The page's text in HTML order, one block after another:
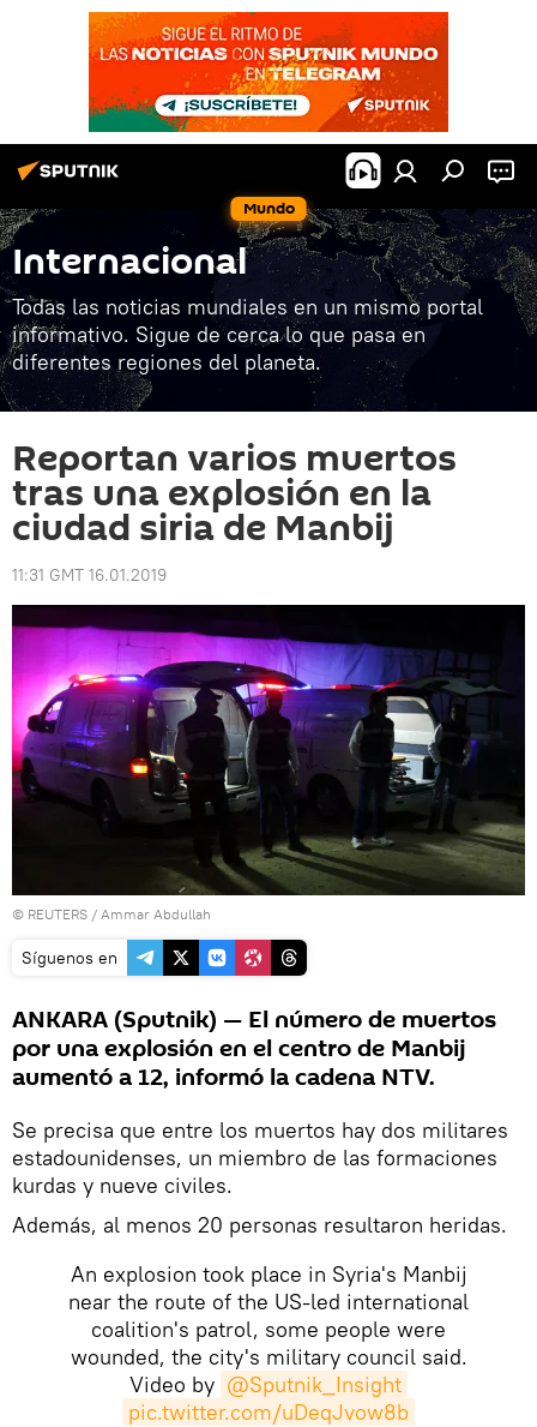
Mundo
Internacional
Todas las noticias mundiales en un mismo portal
informativo. Sigue de cerca lo que pasa en
diferentes regiones del planeta.
Reportan varios muertos
tras una explosión en la
ciudad siria de Manbij
11:31 GMT 16.01.2019
© REUTERS / Ammar Abdullah
Síguenos en
ANKARA (Sputnik) — El número de muertos
por una explosión en el centro de Manbij
aumentó a 12, informó la cadena NTV.
Se precisa que entre los muertos hay dos militares
estadounidenses, un miembro de las formaciones
kurdas y nueve civiles.
Además, al menos 20 personas resultaron heridas.
An explosion took place in Syria's Manbij
near the route of the US-led international
coalition's patrol, some people were
wounded, the city's military council said.
Video by @Sputnik_Insight
pic.twitter.com/uDeqJvow8b